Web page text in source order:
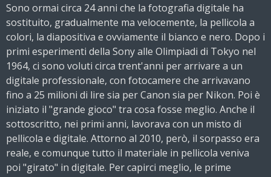
Sono ormai circa 24 anni che la fotografia digitale ha
sostituito, gradualmente ma velocemente, la pellicola a
colori, la diapositiva e ovviamente il bianco e nero. Dopo i
primi esperimenti della Sony alle Olimpiadi di Tokyo nel
1964, ci sono voluti circa trent'anni per arrivare a un
digitale professionale, con fotocamere che arrivavano
fino a 25 milioni di lire sia per Canon sia per Nikon. Poi è
iniziato il "grande gioco" tra cosa fosse meglio. Anche il
sottoscritto, nei primi anni, lavorava con un misto di
pellicola e digitale. Attorno al 2010, però, il sorpasso era
reale, e comunque tutto il materiale in pellicola veniva
poi "girato" in digitale. Per capirci meglio, le prime